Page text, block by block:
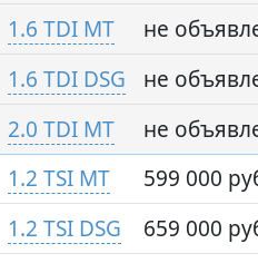
1.6 TDI MT
не
1.6 TDI DSG
не
2.0 TDI MT
не
1.2 TSI MT
599 000
1.2 TSI DSG
659 000